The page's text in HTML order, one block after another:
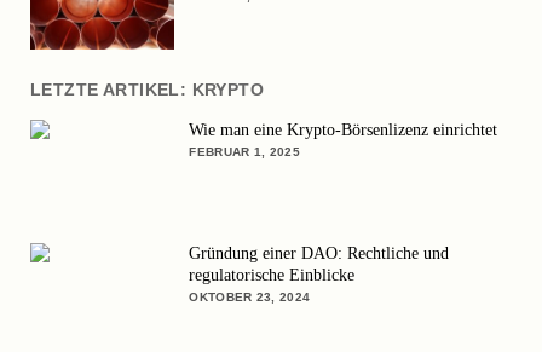
LETZTE ARTIKEL: KRYPTO
Wie man eine Krypto-Börsenlizenz einrichtet
FEBRUAR 1, 2025
Gründung einer DAO: Rechtliche und
regulatorische Einblicke
OKTOBER 23, 2024